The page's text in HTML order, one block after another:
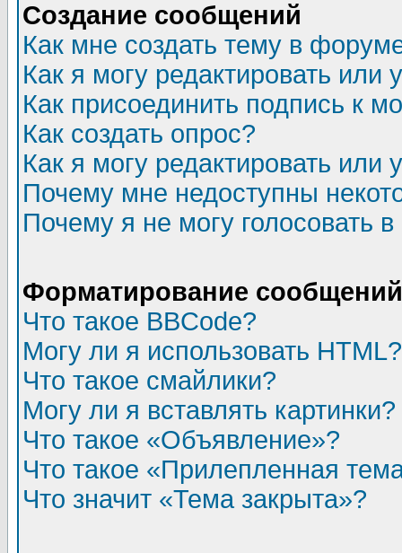
Создание сообщений
Как мне создать тему в
Как я могу редактировать или
Как присоединить подпись к
Как создать опрос?
Как я могу редактировать или
Почему мне недоступны
Почему я не могу голосовать
Форматирование
Что такое BBCode?
Могу ли я использовать HTML?
Что такое смайлики?
Могу ли я вставлять картинки?
Что такое «Объявление»?
Что такое «Прилепленная
Что значит «Тема закрыта»?